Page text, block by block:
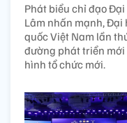
Phát biểu chỉ đạo Đại
Lâm nhấn mạnh, Đại
quốc Việt Nam lần
đường phát triển
hình tổ chức mới.